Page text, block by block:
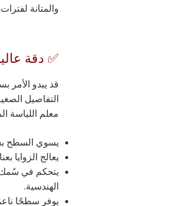
والمتانة
✅ دقة
قد يبدو
التفاصيل
معلم اللياسة
يسوي السطح
يعالج الزوايا
يتحكم في سُمك
الهندسية.
يوفر سطحًا